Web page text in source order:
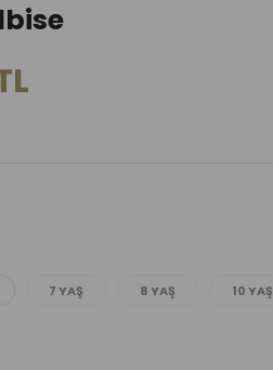
7 YAŞ 8 YAŞ 10 YAŞ